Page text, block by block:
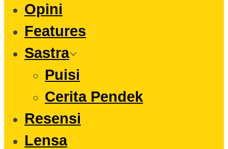
Opini
Features
Sastra
Puisi
Cerita Pendek
Resensi
Lensa